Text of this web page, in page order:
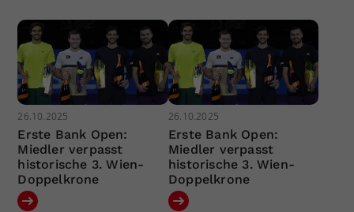
26.10.2025
Erste Bank Open:
Miedler verpasst
historische 3. Wien-
Doppelkrone
26.10.2025
Erste Bank Open:
Miedler verpasst
historische 3. Wien-
Doppelkrone